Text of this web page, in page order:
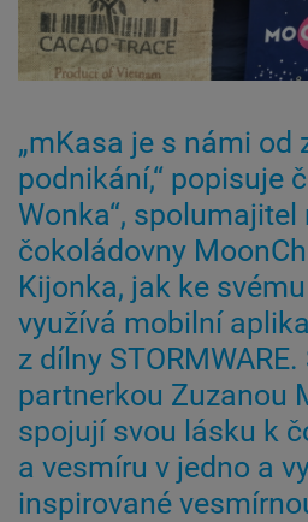
„mKasa je s námi od
podnikání,“ popisuje
Wonka“, spolumajitel
čokoládovny
Kijonka, jak ke
využívá mobilní
z dílny STORMWARE.
partnerkou Zuzanou
spojují svou lásku k
a vesmíru v jedno a
inspirované